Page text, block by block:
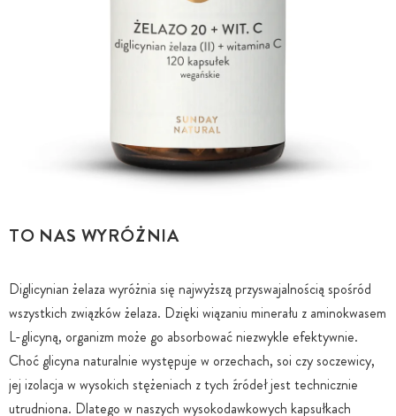
TO NAS WYRÓŻNIA
Diglicynian żelaza wyróżnia się najwyższą przyswajalnością spośród
wszystkich związków żelaza. Dzięki wiązaniu minerału z aminokwasem
L-glicyną, organizm może go absorbować niezwykle efektywnie.
Choć glicyna naturalnie występuje w orzechach, soi czy soczewicy,
jej izolacja w wysokich stężeniach z tych źródeł jest technicznie
utrudniona. Dlatego w naszych wysokodawkowych kapsułkach